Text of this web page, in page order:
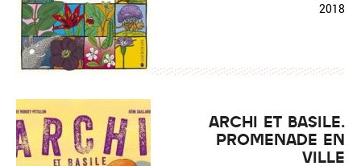
2018
ARCHI ET BASILE.
PROMENADE EN
VILLE